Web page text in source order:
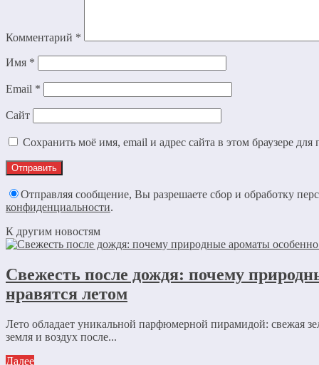
Комментарий *
Имя *
Email *
Сайт
Сохранить моё имя, email и адрес сайта в этом браузере
Отправляя сообщение, Вы разрешаете сбор и обработку
конфиденциальности.
К другим новостям
Свежесть после дождя: почему
нравятся летом
Лето обладает уникальной парфюмерной пирамидой: свежая
земля и воздух после...
Далее